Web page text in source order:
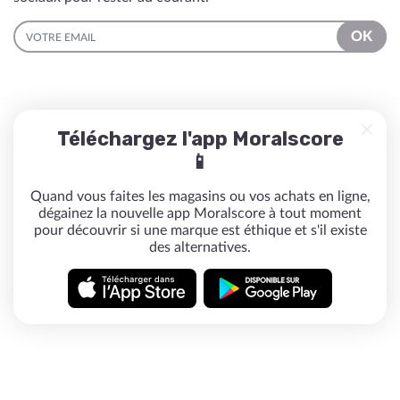
EMAIL
OK
Téléchargez l'app Moralscore
📱
Quand vous faites les magasins ou vos achats en ligne,
dégainez la nouvelle app Moralscore à tout moment
pour découvrir si une marque est éthique et s'il existe
des alternatives.